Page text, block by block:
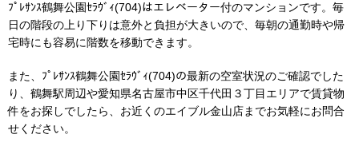
ﾌﾟﾚｻﾝｽ鶴舞公園ｾﾗｳﾞｨ(704)はエレベーター付のマンションです。毎
日の階段の上り下りは意外と負担が大きいので、毎朝の通勤時や帰
宅時にも容易に階数を移動できます。
また、ﾌﾟﾚｻﾝｽ鶴舞公園ｾﾗｳﾞｨ(704)の最新の空室状況のご確認でした
り、鶴舞駅周辺や愛知県名古屋市中区千代田３丁目エリアで賃貸物
件をお探しでしたら、お近くのエイブル金山店までお気軽にお問合
せください。